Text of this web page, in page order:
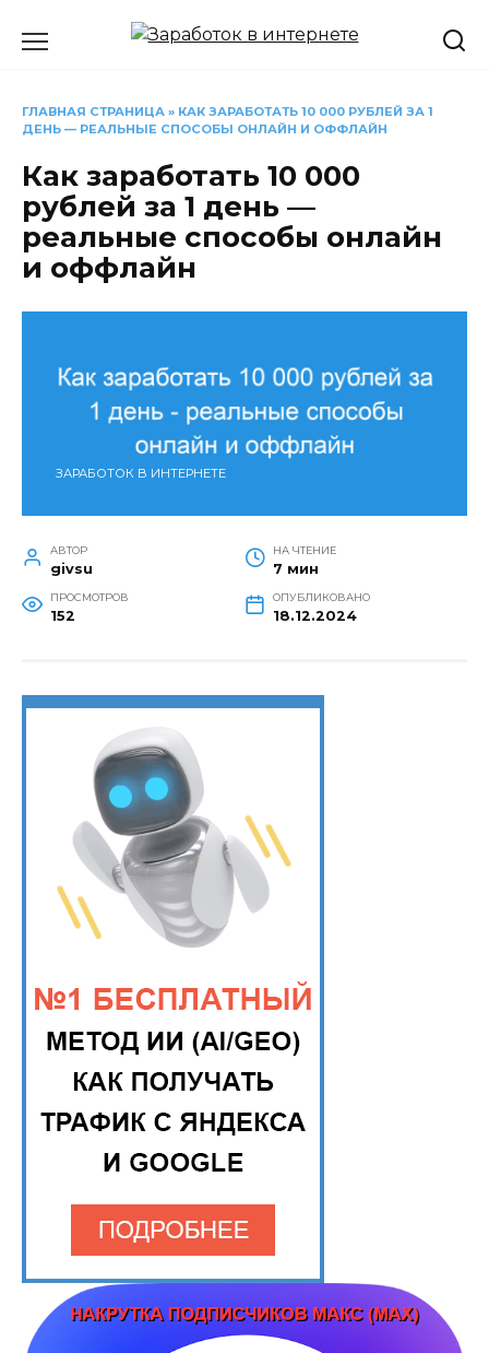
ГЛАВНАЯ СТРАНИЦА » КАК ЗАРАБОТАТЬ 10 000 РУБЛЕЙ ЗА 1
ДЕНЬ — РЕАЛЬНЫЕ СПОСОБЫ ОНЛАЙН И ОФФЛАЙН
Как заработать 10 000
рублей за 1 день —
реальные способы онлайн
и оффлайн
ЗАРАБОТОК В ИНТЕРНЕТЕ
АВТОР
givsu
НА ЧТЕНИЕ
7 мин
ПРОСМОТРОВ
152
ОПУБЛИКОВАНО
18.12.2024